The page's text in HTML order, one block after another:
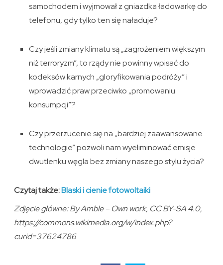
samochodem i wyjmował z gniazdka ładowarkę do
telefonu, gdy tylko ten się naładuje?
Czy jeśli zmiany klimatu są „zagrożeniem większym
niż terroryzm”, to rządy nie powinny wpisać do
kodeksów karnych „gloryfikowania podróży” i
wprowadzić praw przeciwko „promowaniu
konsumpcji”?
Czy przerzucenie się na „bardziej zaawansowane
technologie” pozwoli nam wyeliminować emisje
dwutlenku węgla bez zmiany naszego stylu życia?
Czytaj także:Blaski i cienie fotowoltaiki
Zdjęcie główne: By Amble – Own work, CC BY-SA 4.0,
https://commons.wikimedia.org/w/index.php?
curid=37624786